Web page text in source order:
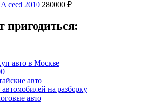
ceed 2010 280000 ₽
пригодиться:
авто в Москве
авто
на разборку
авто